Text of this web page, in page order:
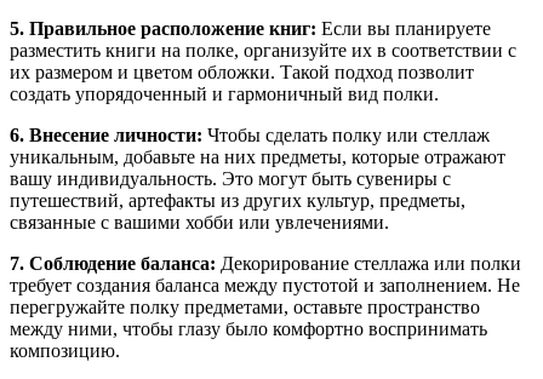
5. Правильное расположение книг: Если вы планируете
разместить книги на полке, организуйте их в соответствии с
их размером и цветом обложки. Такой подход позволит
создать упорядоченный и гармоничный вид полки.
6. Внесение личности: Чтобы сделать полку или стеллаж
уникальным, добавьте на них предметы, которые отражают
вашу индивидуальность. Это могут быть сувениры с
путешествий, артефакты из других культур, предметы,
связанные с вашими хобби или увлечениями.
7. Соблюдение баланса: Декорирование стеллажа или полки
требует создания баланса между пустотой и заполнением. Не
перегружайте полку предметами, оставьте пространство
между ними, чтобы глазу было комфортно воспринимать
композицию.